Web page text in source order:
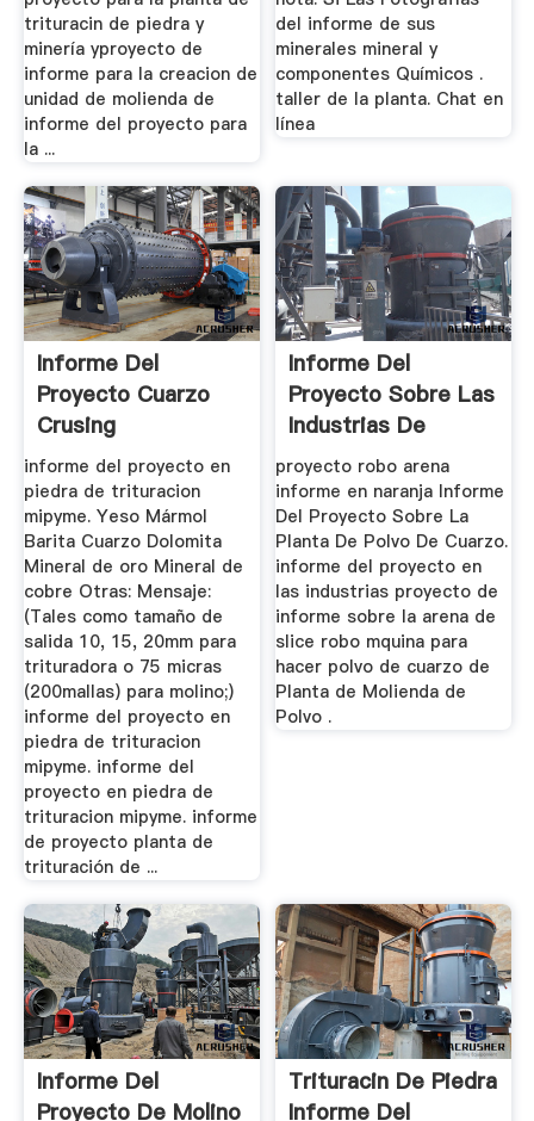
trituracin de piedra y
minería yproyecto de
informe para la creacion de
unidad de molienda de
informe del proyecto para
la ...
del informe de sus
minerales mineral y
componentes Químicos .
taller de la planta. Chat en
línea
Informe Del
Proyecto Cuarzo
Crusing
informe del proyecto en
piedra de trituracion
mipyme. Yeso Mármol
Barita Cuarzo Dolomita
Mineral de oro Mineral de
cobre Otras: Mensaje:
(Tales como tamaño de
salida 10, 15, 20mm para
trituradora o 75 micras
(200mallas) para molino;)
informe del proyecto en
piedra de trituracion
mipyme. informe del
proyecto en piedra de
trituracion mipyme. informe
de proyecto planta de
trituración de ...
Informe Del
Proyecto Sobre Las
Industrias De
Cuarzo
proyecto robo arena
informe en naranja Informe
Del Proyecto Sobre La
Planta De Polvo De Cuarzo.
informe del proyecto en
las industrias proyecto de
informe sobre la arena de
slice robo mquina para
hacer polvo de cuarzo de
Planta de Molienda de
Polvo .
Informe Del
Proyecto De Molino
Trituracin De Piedra
Informe Del